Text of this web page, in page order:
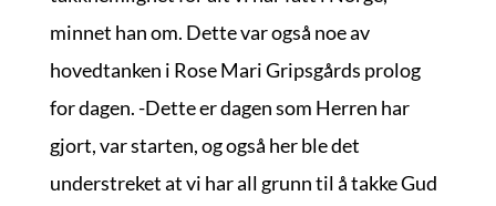
minnet han om. Dette var også noe av
hovedtanken i Rose Mari Gripsgårds prolog
for dagen. -Dette er dagen som Herren har
gjort, var starten, og også her ble det
understreket at vi har all grunn til å takke Gud